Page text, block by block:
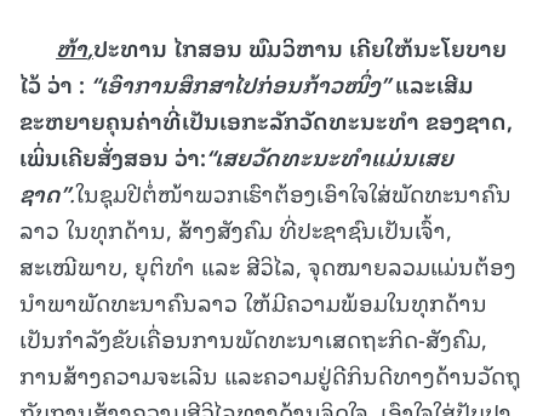
ຫ້າ,ປະທານ ໄກສອນ ພົມວິຫານ ເຄີຍໃຫ້ນະໂຍບາຍ
ໄວ້ ວ່າ : “ເອົາການສຶກສາໄປກ່ອນກ້າວໜຶ່ງ”ແລະເສີມ
ຂະຫຍາຍຄຸນຄ່າທີ່ເປັນເອກະລັກວັດທະນະທໍາ ຂອງຊາດ,
ເພິ່ນເຄີຍສັ່ງສອນ ວ່າ:“ເສຍວັດທະນະທໍາແມ່ນເສຍ
ຊາດ”.ໃນຊຸມປີຕໍ່ໜ້າພວກເຮົາຕ້ອງເອົາໃຈໃສ່ພັດທະນາຄົນ
ລາວ ໃນທຸກດ້ານ, ສ້າງສັງຄົມ ທີ່ປະຊາຊົນເປັນເຈົ້າ,
ສະເໝີພາບ, ຍຸຕິທໍາ ແລະ ສີວິໄລ, ຈຸດໝາຍລວມແມ່ນຕ້ອງ
ນຳພາພັດທະນາຄົນລາວ ໃຫ້ມີຄວາມພ້ອມໃນທຸກດ້ານ
ເປັນກຳລັງຂັບເຄື່ອນການພັດທະນາເສດຖະກິດ-ສັງຄົມ,
ການສ້າງຄວາມຈະເລີນ ແລະຄວາມຢູ່ດີກິນດີທາງດ້ານວັດຖຸ